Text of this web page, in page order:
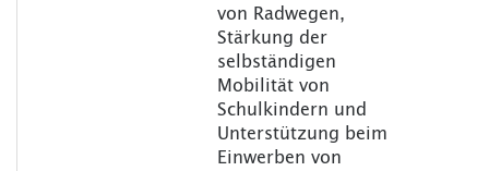
von Radwegen,
Stärkung der
selbständigen
Mobilität von
Schulkindern und
Unterstützung beim
Einwerben von